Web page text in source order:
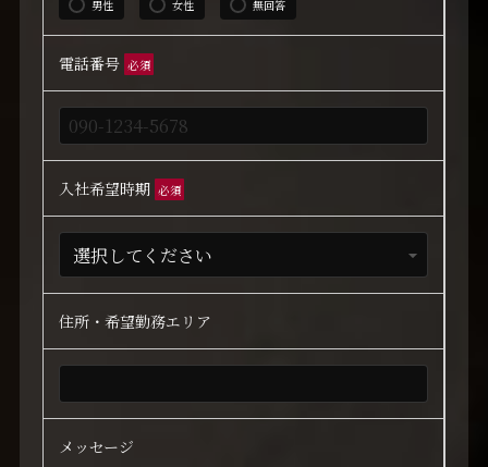
男性 女性 無回答
電話番号 必須
入社希望時期 必須
住所・希望勤務エリア
メッセージ